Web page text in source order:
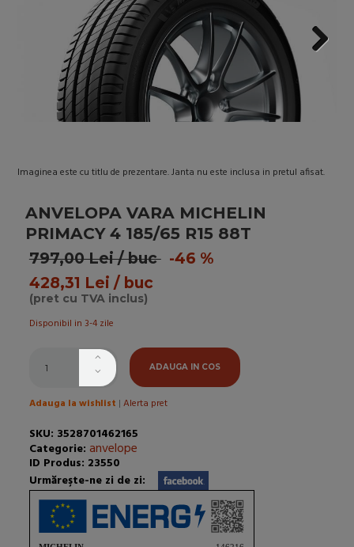
Imaginea este cu titlu de prezentare. Janta nu este inclusa in pretul afisat.
ANVELOPA VARA MICHELIN
PRIMACY 4 185/65 R15 88T
797,00 Lei / buc-46 %
428,31 Lei / buc
(pret cu TVA inclus)
Disponibil in 3-4 zile
ADAUGA IN COS
Adauga la wishlist | Alerta pret
SKU: 3528701462165
Categorie: anvelope
ID Produs: 23550
Urmăreşte-ne zi de zi: